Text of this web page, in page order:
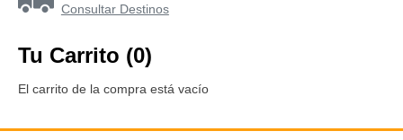
Consultar Destinos
Tu Carrito (0)
El carrito de la compra está vacío